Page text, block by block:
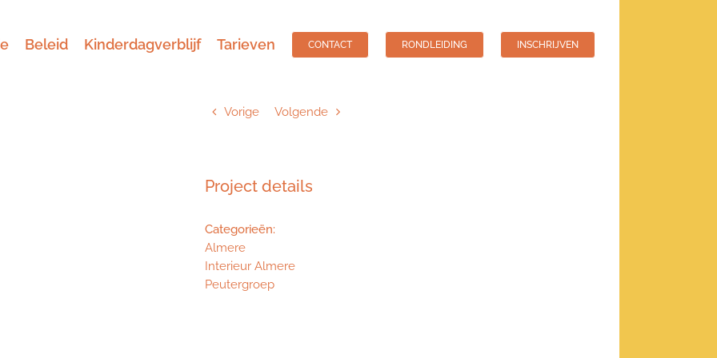
Beleid Kinderdagverblijf Tarieven CONTACT RONDLEIDING INSCHRIJVEN
Vorige Volgende
Project details
Categorieën:
Almere
Interieur Almere
Peutergroep